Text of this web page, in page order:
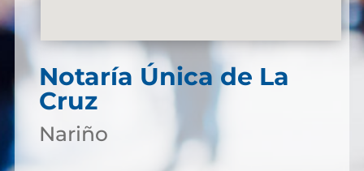
Notaría Única de La
Cruz
Nariño